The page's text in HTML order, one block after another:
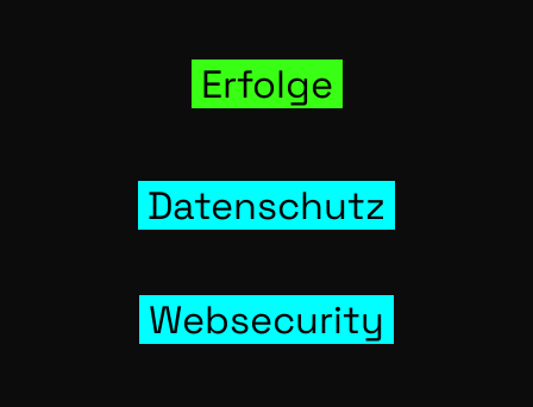
Erfol­ge
Daten­schutz
Web­se­cu­ri­ty